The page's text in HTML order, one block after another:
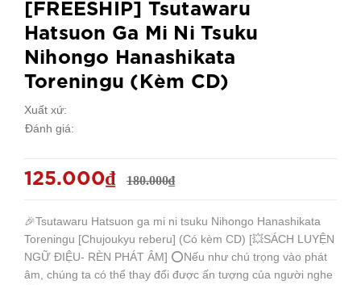
[FREESHIP] Tsutawaru
Hatsuon Ga Mi Ni Tsuku
Nihongo Hanashikata
Toreningu (Kèm CD)
Xuất xứ:
Đánh giá:
125.000₫ 180.000₫
🎉Tsutawaru Hatsuon ga mi ni tsuku Nihongo Hanashikata
Toreningu [Chujoukyu reberu] (Có kèm CD) [💥SÁCH LUYỆN
NGỮ ĐIỆU- RÈN PHÁT ÂM] ⭕️Nếu như chú trọng vào phát
âm, chúng ta có thể thay đổi được ấn tượng của người nghe